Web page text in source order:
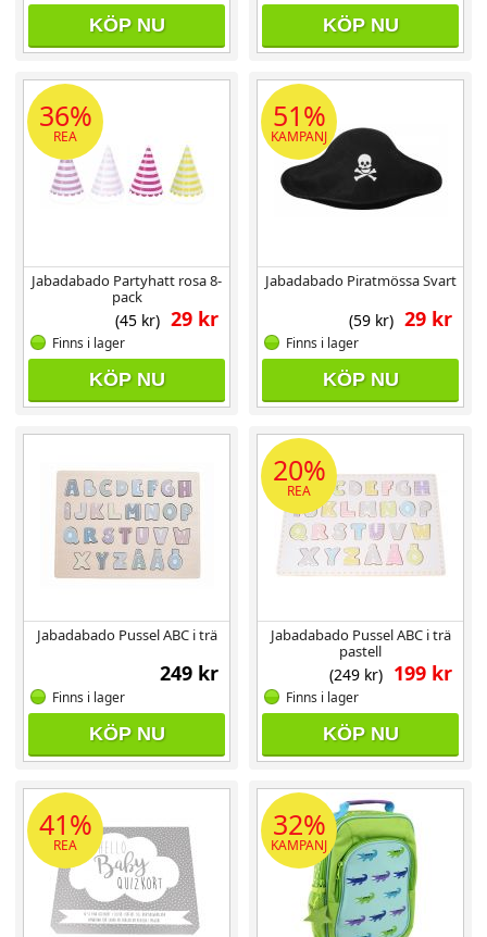
KÖP NU KÖP NU
36%
REA
Jabadabado Partyhatt rosa 8-
pack
29 kr
(45 kr)
Finns i lager
KÖP NU
51%
KAMPANJ
Jabadabado Piratmössa Svart
29 kr
(59 kr)
Finns i lager
KÖP NU
Jabadabado Pussel ABC i trä
249 kr
Finns i lager
KÖP NU
20%
REA
Jabadabado Pussel ABC i trä
pastell
199 kr
(249 kr)
Finns i lager
KÖP NU
41%
REA
32%
KAMPANJ